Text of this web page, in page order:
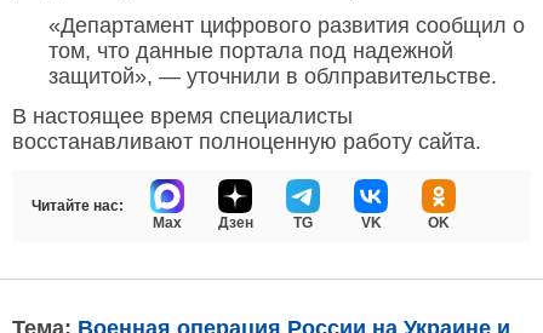
«Департамент цифрового развития сообщил о
том, что данные портала под надежной
защитой», — уточнили в облправительстве.
В настоящее время специалисты
восстанавливают полноценную работу сайта.
Читайте нас:
Max
Дзен TG VK OK